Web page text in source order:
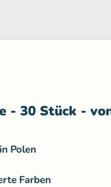
- 30 Stück -
Polen
Farben